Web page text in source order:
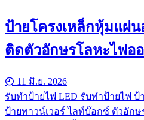
ป้ายโครงเหล็กหุ้มแผ่
ติดตัวอักษรโลหะไฟอ
11 มิ.ย. 2026
รับทําป้ายไฟ LED รับทำป้ายไฟ ป้
ป้ายทาวน์เวอร์ ไลท์บ๊อกซ์ ตัวอักษ